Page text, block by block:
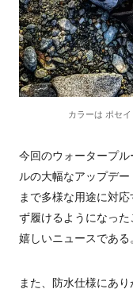
カラーは ポセ
今回のウォータープ
ルの大幅なアップデ
まで多様な用途に対
ず履けるようになっ
嬉しいニュースである
また、防水仕様にあ